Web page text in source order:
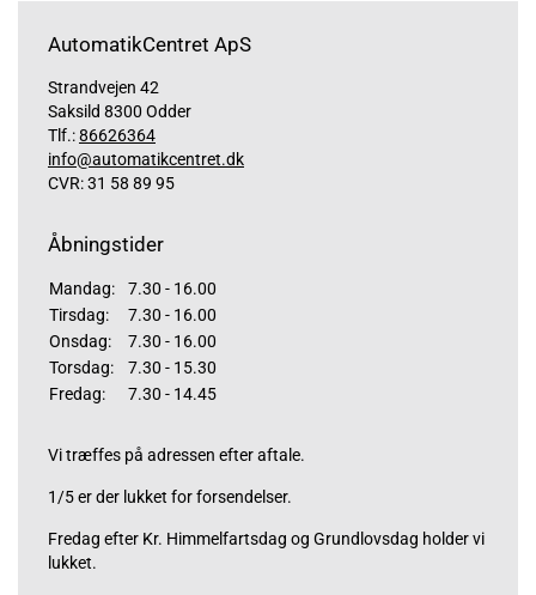
AutomatikCentret ApS
Strandvejen 42
Saksild 8300 Odder
Tlf.:86626364
info@automatikcentret.dk
CVR: 31 58 89 95
Åbningstider
Mandag:
7.30 - 16.00
Tirsdag:
7.30 - 16.00
Onsdag:
7.30 - 16.00
Torsdag:
7.30 - 15.30
Fredag:
7.30 - 14.45
Vi træffes på adressen efter aftale.
1/5 er der lukket for forsendelser.
Fredag efter Kr. Himmelfartsdag og Grundlovsdag holder vi
lukket.